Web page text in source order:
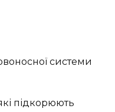
системи
підкорюють